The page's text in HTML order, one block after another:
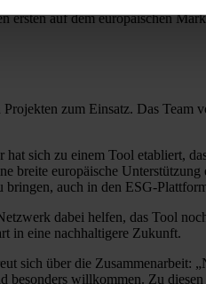
auf dem europäischen
zum Einsatz. Das
sich zu einem Tool etabliert,
europäische
auch in den ESG-
dabei helfen, das Tool
in eine nachhaltigere Zukunft.
sich über die Zusammenarbeit:
willkommen. Zu